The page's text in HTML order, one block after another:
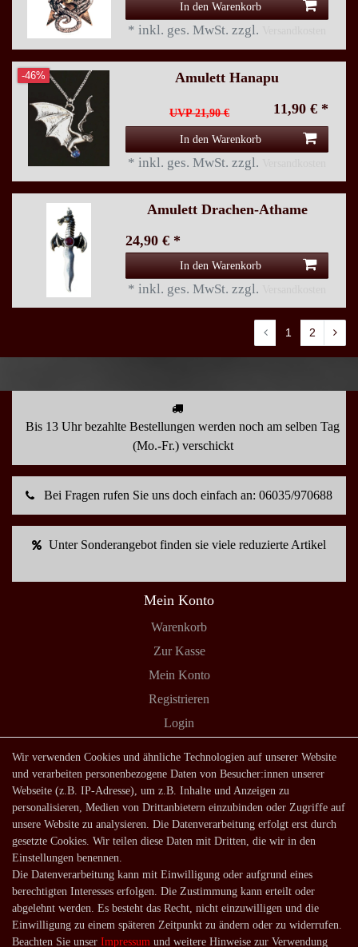
In den Warenkorb
* inkl. ges. MwSt. zzgl.
-46% Amulett Hanapu
UVP 21,90 € 11,90 € *
In den Warenkorb
* inkl. ges. MwSt. zzgl.
Amulett Drachen-Athame
24,90 € *
In den Warenkorb
* inkl. ges. MwSt. zzgl.
1 2
Bis 13 Uhr bezahlte Bestellungen werden noch am selben Tag
(Mo.-Fr.) verschickt
Bei Fragen rufen Sie uns doch einfach an: 06035/970688
Unter Sonderangebot finden sie viele reduzierte Artikel
Mein Konto
Warenkorb
Zur Kasse
Mein Konto
Registrieren
Login
Shop
Lagerverkauf
Zahlungsarten
Versandarten und -kosten
Service
Kontakt
Häufige Fragen
Wir verwenden Cookies und ähnliche Technologien auf unserer Website
und verarbeiten personenbezogene Daten von Besucher:innen unserer
Webseite (z.B. IP-Adresse), um z.B. Inhalte und Anzeigen zu
personalisieren, Medien von Drittanbietern einzubinden oder Zugriffe auf
unsere Website zu analysieren. Die Datenverarbeitung erfolgt erst durch
gesetzte Cookies. Wir teilen diese Daten mit Dritten, die wir in den
Einstellungen benennen.
Die Datenverarbeitung kann mit Einwilligung oder aufgrund eines
berechtigten Interesses erfolgen. Die Zustimmung kann erteilt oder
abgelehnt werden. Es besteht das Recht, nicht einzuwilligen und die
Einwilligung zu einem späteren Zeitpunkt zu ändern oder zu widerrufen.
Beachten Sie unser Impressum und weitere Hinweise zur Verwendung